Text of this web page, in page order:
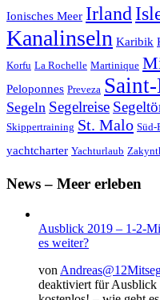
Ionisches Meer Irland
Kanalinseln Karibik
Korfu La Rochelle Martinique
Peloponnes Preveza
Segeln Segelreise
Skippertraining St. Malo Süd-
yachtcharter Yachturlaub
News – Meer erleben
Ausblick 2019 – 1-2-
es weiter?
von
deaktiviertfür Ausblick